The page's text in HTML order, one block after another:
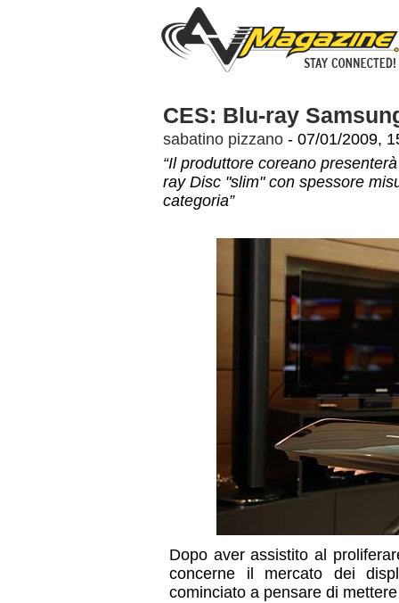
CES: Blu-ray
sabatino pizzano - 07/01/2009,
“Il produttore coreano
ray Disc "slim" con spessore
categoria”
Dopo aver assistito al
concerne il mercato dei
cominciato a pensare di